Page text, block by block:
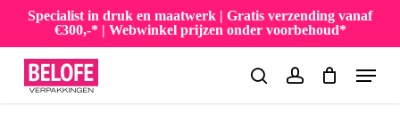
Skip
main
content
Specialist in druk en maatwerk | Gratis verzending vanaf
€300,-* | Webwinkel prijzen onder voorbehoud*
searchaccount
Menu